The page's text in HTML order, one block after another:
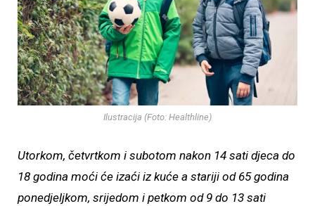
Ilustracija (Foto: Healthline)
Utorkom, četvrtkom i subotom nakon 14 sati djeca do
18 godina moći će izaći iz kuće a stariji od 65 godina
ponedjeljkom, srijedom i petkom od 9 do 13 sati